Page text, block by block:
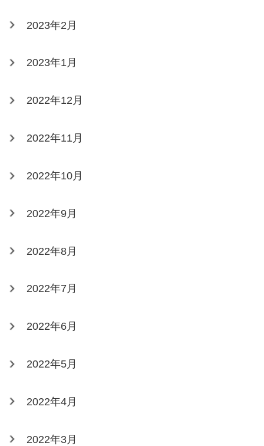
2023年2月
2023年1月
2022年12月
2022年11月
2022年10月
2022年9月
2022年8月
2022年7月
2022年6月
2022年5月
2022年4月
2022年3月